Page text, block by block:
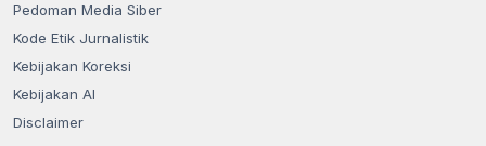
Pedoman Media Siber
Kode Etik Jurnalistik
Kebijakan Koreksi
Kebijakan AI
Disclaimer